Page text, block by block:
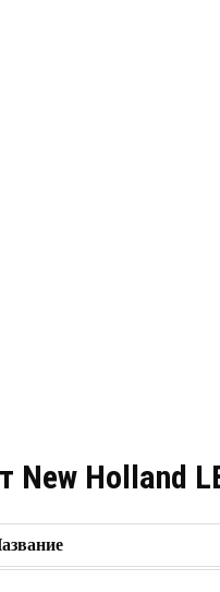
Holland